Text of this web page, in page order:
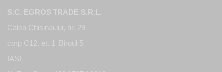
S.C. EGROS TRADE S.R.L.
Calea Chisinaului, nr. 29
corp C12, et. 1, Biroul 5
IASI